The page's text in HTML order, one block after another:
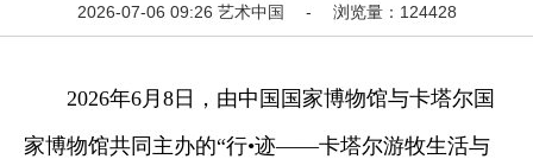
2026-07-06 09:26 艺术中国 - 浏览量：124428
2026年6 月 8日，由中国国家博物馆与卡塔尔国
家博物馆共同主办的“行•迹——卡塔尔游牧生活与